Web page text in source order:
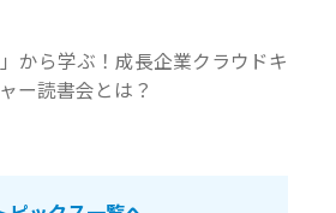
から学ぶ！成長企業クラウドキ
ー読書会とは？